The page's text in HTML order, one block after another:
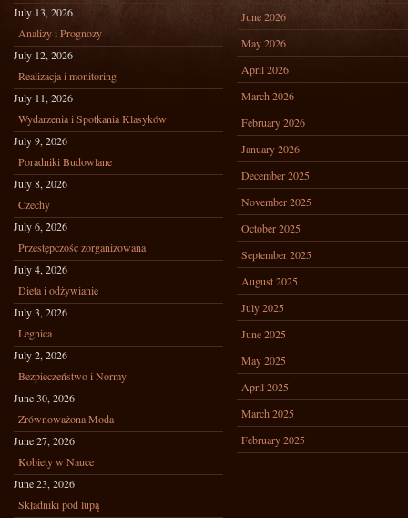
July 13, 2026
Analizy i Prognozy
July 12, 2026
Realizacja i monitoring
July 11, 2026
Wydarzenia i Spotkania Klasyków
July 9, 2026
Poradniki Budowlane
July 8, 2026
Czechy
July 6, 2026
Przestępczośc zorganizowana
July 4, 2026
Dieta i odżywianie
July 3, 2026
Legnica
July 2, 2026
Bezpieczeństwo i Normy
June 30, 2026
Zrównoważona Moda
June 27, 2026
Kobiety w Nauce
June 23, 2026
Składniki pod lupą
June 2026
May 2026
April 2026
March 2026
February 2026
January 2026
December 2025
November 2025
October 2025
September 2025
August 2025
July 2025
June 2025
May 2025
April 2025
March 2025
February 2025